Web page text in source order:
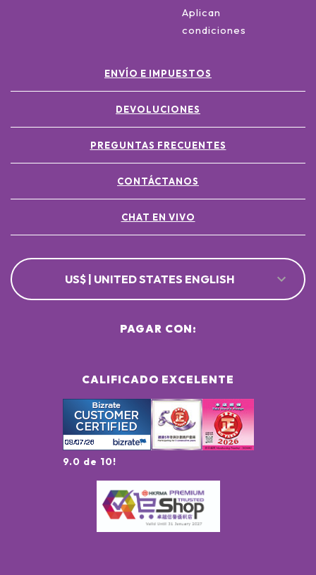
Aplican
condiciones
ENVÍO E IMPUESTOS
DEVOLUCIONES
PREGUNTAS FRECUENTES
CONTÁCTANOS
CHAT EN VIVO
US$ | UNITED STATES ENGLISH
CALIFICADO EXCELENTE
9.0 de 10!
PAGAR CON: